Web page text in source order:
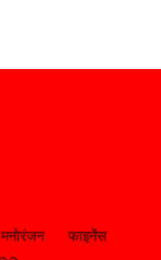
मनोरंजन
फाइनेंस